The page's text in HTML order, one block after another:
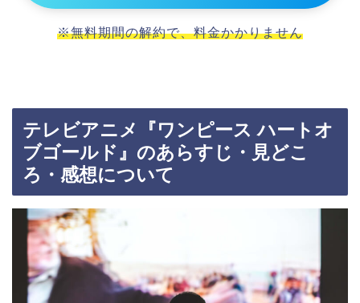
※無料期間の解約で、料金かかりません
テレビアニメ『ワンピース ハートオ
ブゴールド』のあらすじ・見どこ
ろ・感想について